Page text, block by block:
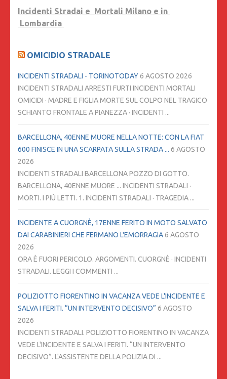
Incidenti Stradai e Mortali Milano e in
Lombardia
OMICIDIO STRADALE
INCIDENTI STRADALI - TORINOTODAY6 AGOSTO 2026
INCIDENTI STRADALI ARRESTI FURTI INCIDENTI MORTALI
OMICIDI · MADRE E FIGLIA MORTE SUL COLPO NEL TRAGICO
SCHIANTO FRONTALE A PIANEZZA · INCIDENTI ...
BARCELLONA, 40ENNE MUORE NELLA NOTTE: CON LA FIAT
600 FINISCE IN UNA SCARPATA SULLA STRADA ... 6 AGOSTO
2026
INCIDENTI STRADALI BARCELLONA POZZO DI GOTTO.
BARCELLONA, 40ENNE MUORE ... INCIDENTI STRADALI ·
MORTI. I PIÙ LETTI. 1. INCIDENTI STRADALI · TRAGEDIA ...
INCIDENTE A CUORGNÈ, 17ENNE FERITO IN MOTO SALVATO
DAI CARABINIERI CHE FERMANO L'EMORRAGIA6 AGOSTO
2026
ORA È FUORI PERICOLO. ARGOMENTI. CUORGNÈ · INCIDENTI
STRADALI. LEGGI I COMMENTI ...
POLIZIOTTO FIORENTINO IN VACANZA VEDE L'INCIDENTE E
SALVA I FERITI. “UN INTERVENTO DECISIVO” 6 AGOSTO
2026
INCIDENTI STRADALI. POLIZIOTTO FIORENTINO IN VACANZA
VEDE L'INCIDENTE E SALVA I FERITI. “UN INTERVENTO
DECISIVO”. L'ASSISTENTE DELLA POLIZIA DI ...